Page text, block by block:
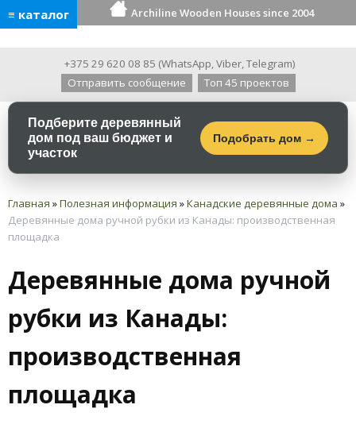
≡ каталог Archiline Wooden Houses since 2004
+375 29 620 08 85 (WhatsApp,Viber,Telegram)
Отправить сообщение
Топ 45 проектов
Подберите деревянный
дом под ваш бюджет и
участок
Подобрать дом →
Главная »Полезная информация »Канадские деревянные дома »
Деревянные дома ручной рубки из Канады: производственная
площадка
Деревянные дома ручной
рубки из Канады:
производственная
площадка